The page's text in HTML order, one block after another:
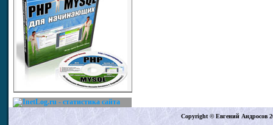
Copyright ©Евгений Андросов